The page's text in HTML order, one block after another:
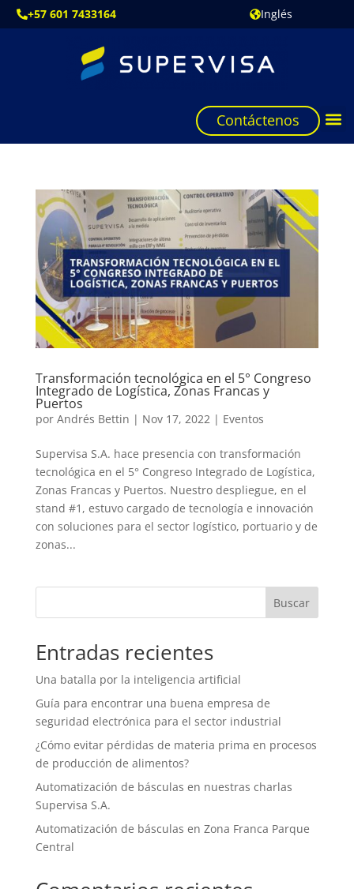
+57 601 7433164 Inglés
Contáctenos
Transformación tecnológica en el 5° Congreso
Integrado de Logística, Zonas Francas y
Puertos
por Andrés Bettin | Nov 17, 2022| Eventos
Supervisa S.A. hace presencia con transformación
tecnológica en el 5° Congreso Integrado de Logística,
Zonas Francas y Puertos. Nuestro despliegue, en el
stand #1, estuvo cargado de tecnología e innovación
con soluciones para el sector logístico, portuario y de
zonas...
Buscar
Entradas recientes
Una batalla por la inteligencia artificial
Guía para encontrar una buena empresa de
seguridad electrónica para el sector industrial
¿Cómo evitar pérdidas de materia prima en procesos
de producción de alimentos?
Automatización de básculas en nuestras charlas
Supervisa S.A.
Automatización de básculas en Zona Franca Parque
Central